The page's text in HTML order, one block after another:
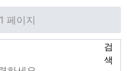
1 페이지
검
색